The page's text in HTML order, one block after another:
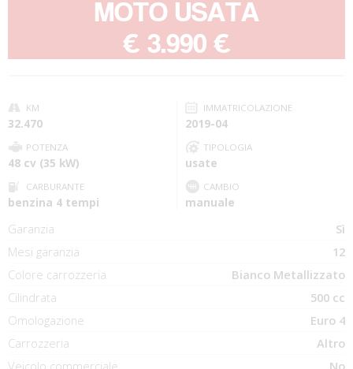
MOTO USATA
€ 3.990 €
KM
32.470
IMMATRICOLAZIONE
2019-04
POTENZA
48 cv (35 kW)
TIPOLOGIA
usate
CARBURANTE
benzina 4 tempi
CAMBIO
manuale
Garanzia
Sì
Mesi garanzia
12
Colore carrozzeria
Bianco Metallizzato
Cilindrata
500 cc
Omologazione
Euro 4
Carrozzeria
Altro
Veicolo commerciale
No